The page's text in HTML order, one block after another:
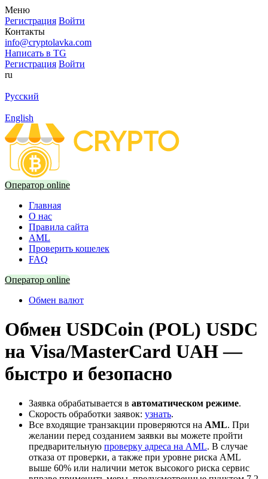
Меню
Регистрация Войти
Контакты
info@cryptolavka.com
Написать в TG
Регистрация Войти
ru
Русский
English
Оператор online
Главная
О нас
Правила сайта
AML
Проверить кошелек
FAQ
Оператор online
Обмен валют
Обмен USDCoin (POL) USDC
на Visa/MasterCard UAH —
быстро и безопасно
Заявка обрабатывается в автоматическом режиме.
Скорость обработки заявок: узнать.
Все входящие транзакции проверяются на AML. При
желании перед созданием заявки вы можете пройти
предварительную проверку адреса на AML. В случае
отказа от проверки, а также при уровне риска AML
выше 60% или наличии меток высокого риска сервис